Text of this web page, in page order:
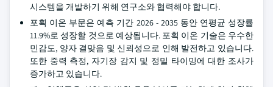
시스템을 개발하기 위해 연구소와 협력해야 합니다.
포획 이온 부문은 예측 기간 2026 - 2035 동안 연평균 성장률
11.9%로 성장할 것으로 예상됩니다. 포획 이온 기술은 우수한
민감도, 양자 결맞음 및 신뢰성으로 인해 발전하고 있습니다.
또한 중력 측정, 자기장 감지 및 정밀 타이밍에 대한 조사가
증가하고 있습니다.